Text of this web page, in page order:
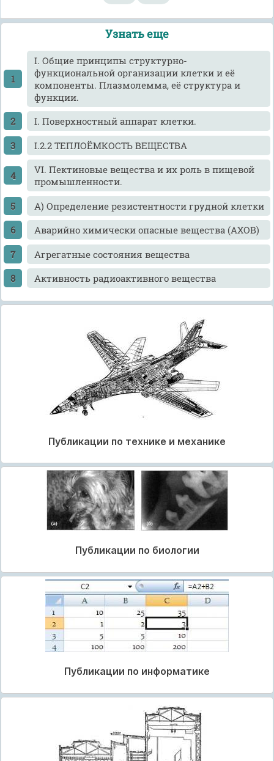
Узнать еще
I. Общие принципы структурно-
функциональной организации клетки и её
компоненты. Плазмолемма, её структура и
функции.
I. Поверхностный аппарат клетки.
I.2.2 ТЕПЛОЁМКОСТЬ ВЕЩЕСТВА
VI. Пектиновые вещества и их роль в пищевой
промышленности.
А) Определение резистентности грудной клетки
Аварийно химически опасные вещества (АХОВ)
Агрегатные состояния вещества
Активность радиоактивного вещества
Публикации по технике и механике
Публикации по биологии
Публикации по информатике